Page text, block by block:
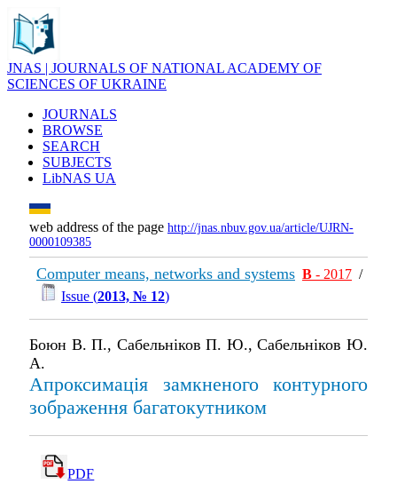
JNAS | JOURNALS OF NATIONAL ACADEMY OF
SCIENCES OF UKRAINE
JOURNALS
BROWSE
SEARCH
SUBJECTS
LibNAS UA
web address of the page http://jnas.nbuv.gov.ua/article/UJRN-
0000109385
Computer means, networks and systems В - 2017 /
Issue (2013, № 12)
Боюн В. П., Сабельніков П. Ю., Сабельніков Ю.
А.
Апроксимація замкненого контурного
зображення багатокутником
PDF